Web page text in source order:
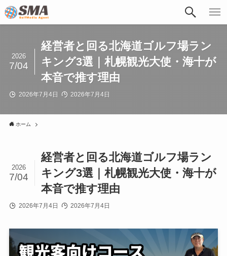
経営者と回る北海道ゴルフ場ラン
キング3選｜札幌観光大使・海十が
本音で推す理由
2026
7/04
2026年7月4日 2026年7月4日
ホーム
経営者と回る北海道ゴルフ場ラン
キング3選｜札幌観光大使・海十が
本音で推す理由
2026
7/04
2026年7月4日 2026年7月4日